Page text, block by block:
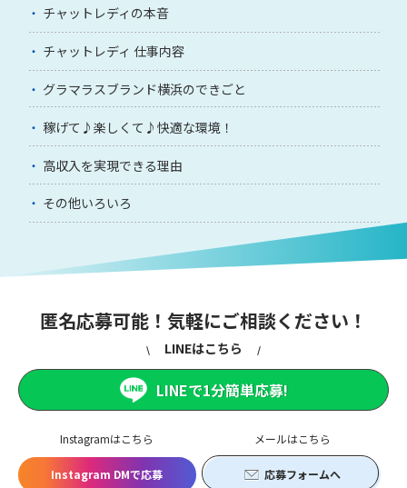
チャットレディの本音
チャットレディ 仕事内容
グラマラスブランド横浜のできごと
稼げて♪楽しくて♪快適な環境！
高収入を実現できる理由
その他いろいろ
匿名応募可能！気軽にご相談ください！
Instagramはこちら
Instagram DMで応募
メールはこちら
応募フォームへ
LINEはこちら
LINEで1分簡単応募!